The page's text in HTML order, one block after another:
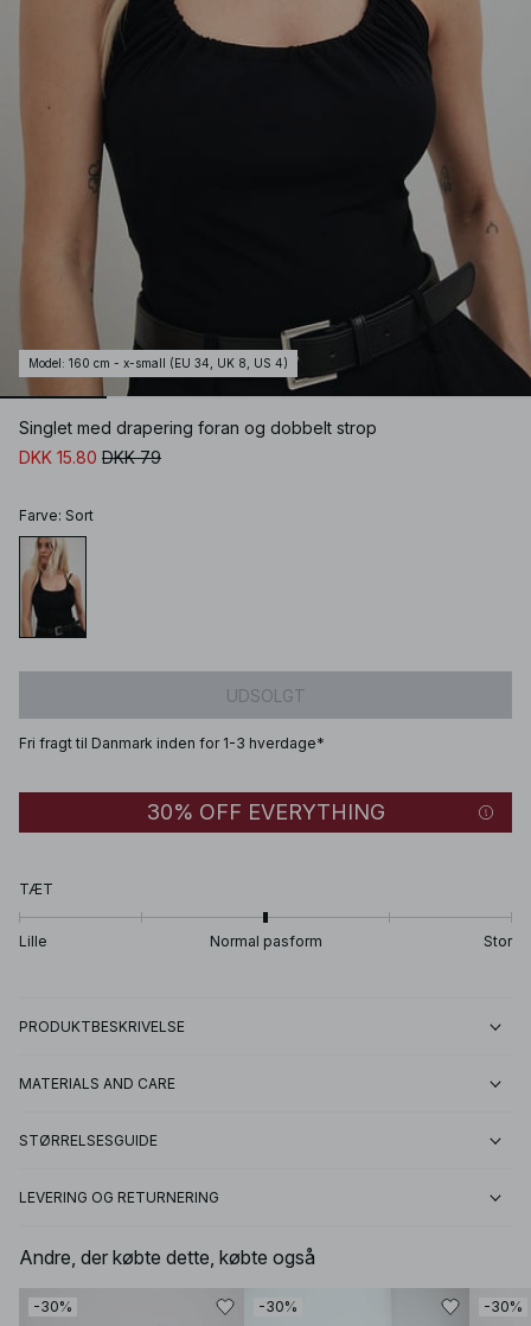
Model : 160 cm - x-small (EU 34, UK 8, US 4)
Singlet med drapering foran og dobbelt strop
DKK 15.80 DKK 79
Farve: Sort
UDSOLGT
Fri fragt til Danmark inden for 1-3 hverdage*
30% OFF EVERYTHING
TÆT
Lille Normal pasform Stor
PRODUKTBESKRIVELSE
MATERIALS AND CARE
STØRRELSESGUIDE
LEVERING OG RETURNERING
Andre, der købte dette, købte også
-30% -30% -30%